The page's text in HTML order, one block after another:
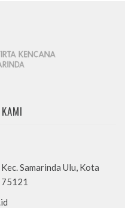
Samarinda Ulu, Kota